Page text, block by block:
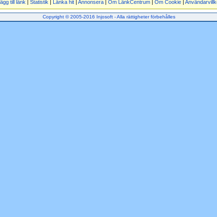
till länk Statistik Länka hit| Annonsera| Om LänkCentrum| Om Cookie|
Copyright © 2005-2016 Injosoft - Alla rättigheter förbehålles